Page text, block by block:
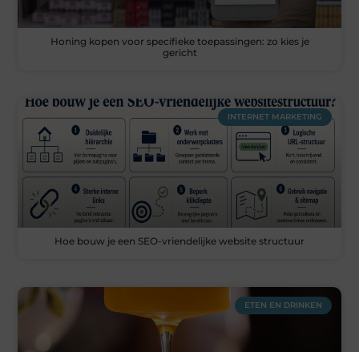
Honing kopen voor specifieke toepassingen: zo kies je
gericht
INTERNET MARKETING
Hoe bouw je een SEO-vriendelijke website structuur
ETEN EN DRINKEN